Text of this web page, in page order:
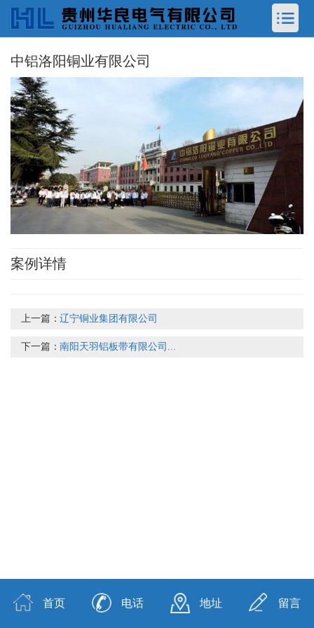
中铝洛阳铜业有限公司
案例详情
上一篇：辽宁铜业集团有限公司
下一篇：南阳天羽铝板带有限公司...
首页 电话 地址 留言